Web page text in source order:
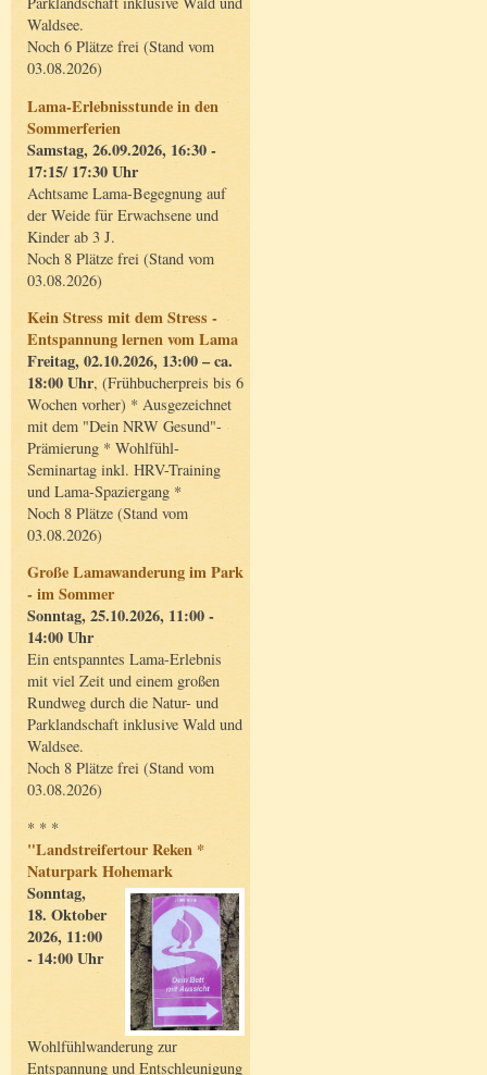
Waldsee.
Noch 6 Plätze frei (Stand vom
03.08.2026)
Lama-Erlebnisstunde in den
Sommerferien
Samstag, 26.09.2026, 16:30 -
17:15/ 17:30 Uhr
Achtsame Lama-Begegnung auf
der Weide für Erwachsene und
Kinder ab 3 J.
Noch 8 Plätze frei (Stand vom
03.08.2026)
Kein Stress mit dem Stress -
Entspannung lernen vom Lama
Freitag, 02.10.2026, 13:00 – ca.
18:00 Uhr, (Frühbucherpreis bis 6
Wochen vorher) * Ausgezeichnet
mit dem "Dein NRW Gesund"-
Prämierung * Wohlfühl-
Seminartag inkl. HRV-Training
und Lama-Spaziergang *
Noch 8 Plätze (Stand vom
03.08.2026)
Große Lamawanderung im Park
- im Sommer
Sonntag, 25.10.2026, 11:00 -
14:00 Uhr
Ein entspanntes Lama-Erlebnis
mit viel Zeit und einem großen
Rundweg durch die Natur- und
Parklandschaft inklusive Wald und
Waldsee.
Noch 8 Plätze frei (Stand vom
03.08.2026)
* * *
"Landstreifertour Reken *
Naturpark Hohemark
Sonntag,
18. Oktober
2026, 11:00
- 14:00 Uhr
Wohlfühlwanderung zur
Entspannung und Entschleunigung